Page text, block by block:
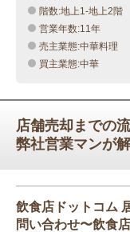
階数:地上1-地上2階
営業年数:11年
売主業態:中華料理
買主業態:中華
店舗売却までの
弊社営業マンが
飲食店ドットコム
問い合わせ〜飲食